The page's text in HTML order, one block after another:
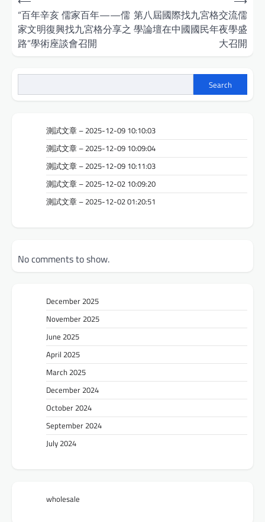
navigation
“百年辛亥 儒家百年——儒
家文明復興找九宮格分享之
路”學術座談會召開
第八屆國際找九宮格交流儒
學論壇在中國國民年夜學盛
大召開
Search
測試文章 – 2025-12-09 10:10:03
測試文章 – 2025-12-09 10:09:04
測試文章 – 2025-12-09 10:11:03
測試文章 – 2025-12-02 10:09:20
測試文章 – 2025-12-02 01:20:51
No comments to show.
December 2025
November 2025
June 2025
April 2025
March 2025
December 2024
October 2024
September 2024
July 2024
wholesale